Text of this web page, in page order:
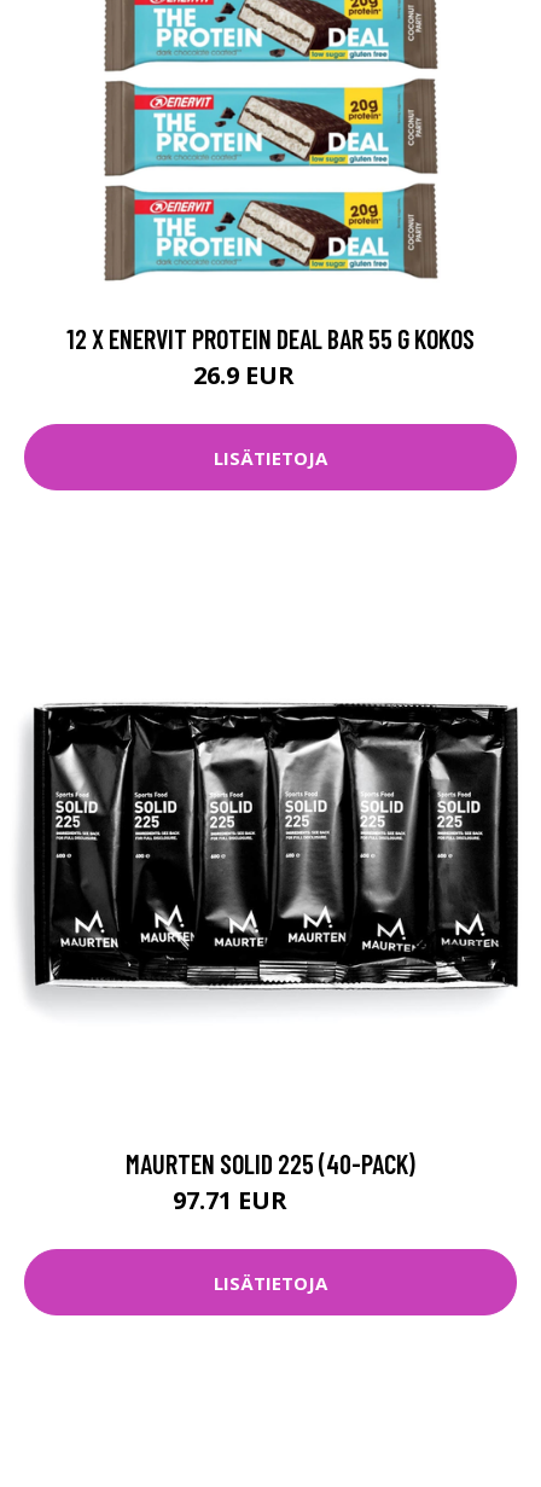
12 X ENERVIT PROTEIN DEAL BAR 55 G KOKOS
26.9 EUR
LISÄTIETOJA
MAURTEN SOLID 225 (40-PACK)
97.71 EUR
LISÄTIETOJA